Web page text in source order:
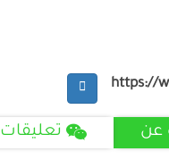
https://
عن تعليقات